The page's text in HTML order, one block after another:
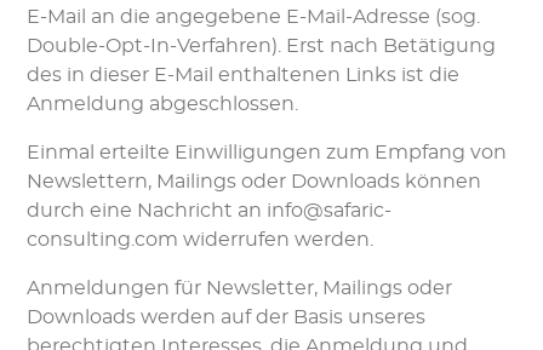
E-Mail an die angegebene E-Mail-Adresse (sog.
Double-Opt-In-Verfahren). Erst nach Betätigung
des in dieser E-Mail enthaltenen Links ist die
Anmeldung abgeschlossen.
Einmal erteilte Einwilligungen zum Empfang von
Newslettern, Mailings oder Downloads können
durch eine Nachricht an info@safaric-
consulting.com widerrufen werden.
Anmeldungen für Newsletter, Mailings oder
Downloads werden auf der Basis unseres